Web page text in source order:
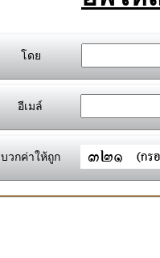
โดย
อีเมล์
บวกค่าให้ถูก